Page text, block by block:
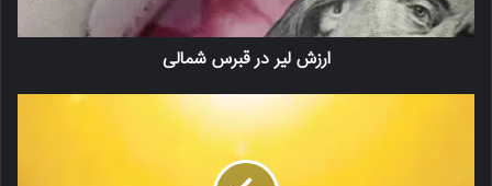
ارزش لیر در قبرس شمالی